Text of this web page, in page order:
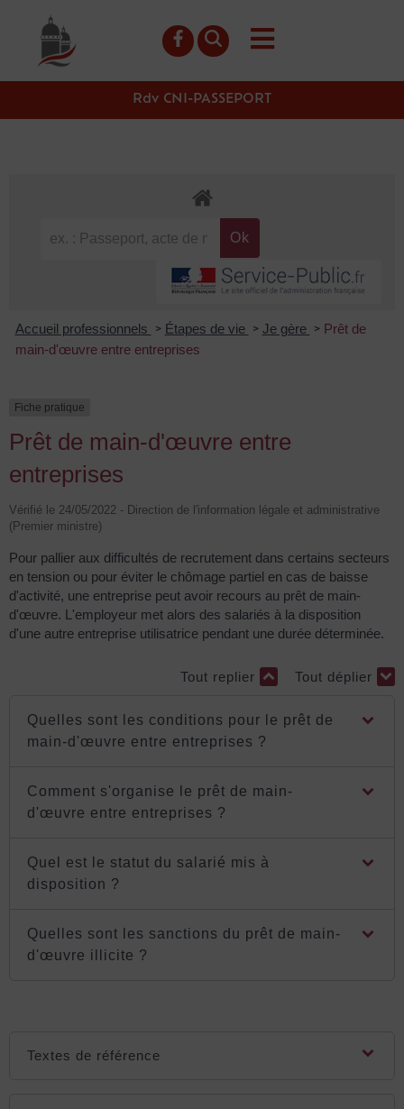
principal
Rdv CNI-PASSEPORT
Accueil professionnels > Étapes de vie > Je gère > Prêt de
main-d'œuvre entre entreprises
Fiche pratique
Prêt de main-d'œuvre entre
entreprises
Vérifié le 24/05/2022 - Direction de l'information légale et administrative
(Premier ministre)
Pour pallier aux difficultés de recrutement dans certains secteurs
en tension ou pour éviter le chômage partiel en cas de baisse
d'activité, une entreprise peut avoir recours au prêt de main-
d'œuvre. L'employeur met alors des salariés à la disposition
d'une autre entreprise utilisatrice pendant une durée déterminée.
Tout replier Tout déplier
Quelles sont les conditions pour le prêt de
main-d'œuvre entre entreprises ?
Comment s'organise le prêt de main-
d'œuvre entre entreprises ?
Quel est le statut du salarié mis à
disposition ?
Quelles sont les sanctions du prêt de main-
d'œuvre illicite ?
Textes de référence